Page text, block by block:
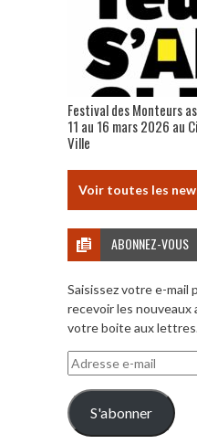
Festival des Monteurs
11 au 16 mars 2026 au
Ville
Voir toutes les
ABONNEZ-VOUS
Saisissez votre e-mail
recevoir les
votre boite aux
Adresse
e-
mail
S'abonner